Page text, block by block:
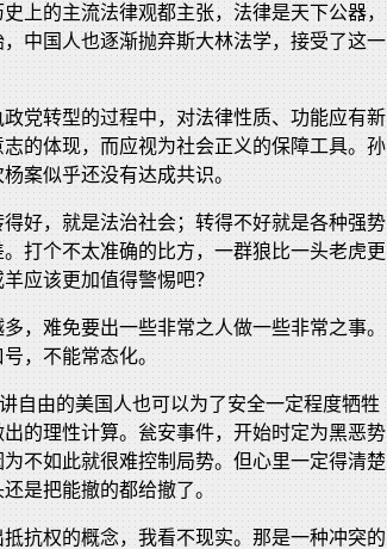
上的主流法律观都主张，法律是天下公器，
中国人也逐渐抛弃斯大林法学，接受了这一
党转型的过程中，对法律性质、功能应有新
的体现，而应视为社会正义的保障工具。孙
案似乎还没有达成共识。
好，就是法治社会；转得不好就是各种强势
打个不太准确的比方，一群狼比一头老虎更
应该更加值得警惕吧？
，难免要出一些非常之人做一些非常之事。
，不能常态化。
自由的美国人也可以为了安全一定程度牺牲
的理性计算。瓮安事件，开始时定为黑恶势
不如此就很难控制局势。但心里一定得清楚
是把能撤的都给撤了。
抗权的概念，我看不现实。那是一种冲突的